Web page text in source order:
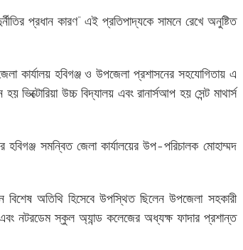
প্রধান কারণ” এই প্রতিপাদ্যকে সামনে রেখে অনুষ্টিত
কার্যালয় হবিগঞ্জ ও উপজেলা প্রশাসনের সহযোগিতায় এ
ভিক্টোরিয়া উচ্চ বিদ্যালয় এবং রানার্সআপ হয় সেন্ট মাথার্স
সমন্বিত জেলা কার্যালয়ের উপ-পরিচালক মোহাম্মদ
অতিথি হিসেবে উপস্থিত ছিলেন উপজেলা সহকারী
এবং নটরডেম স্কুল অ্যান্ড কলেজের অধ্যক্ষ ফাদার প্রশান্ত